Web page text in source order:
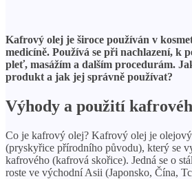
Kafrový olej je široce používán v
medicíně. Používá se při nachlazení, k
pleť, masážím a dalším procedurám.
produkt a jak jej správně používat?
Výhody a použití
Co je kafrový olej? Kafrový olej je
(pryskyřice přírodního původu), který se
kafrového (kafrová skořice). Jedná se o
roste ve východní Asii (Japonsko, Čína,